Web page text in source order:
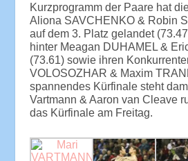
Kurzprogramm der Paare hat
Aliona SAVCHENKO & Robin
auf dem 3. Platz gelandet
hinter Meagan DUHAMEL &
(73.61) sowie ihren
VOLOSOZHAR & Maxim
spannendes Kürfinale steht
Vartmann & Aaron van Cleave
das Kürfinale am Freitag.